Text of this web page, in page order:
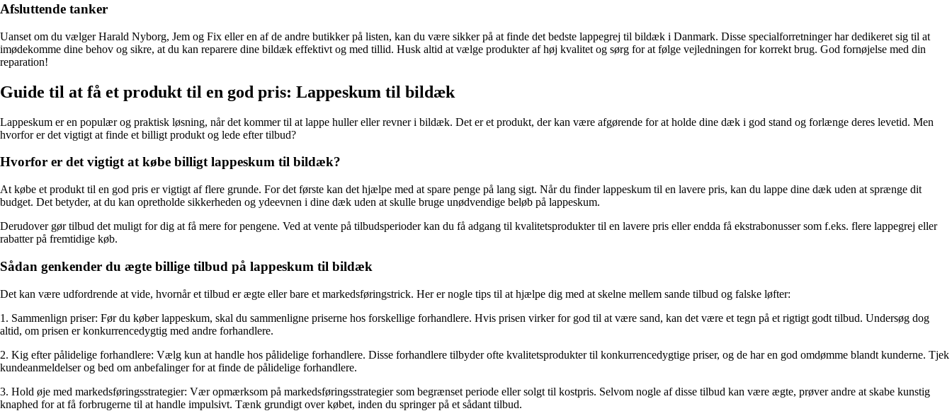
Afsluttende tanker
Uanset om du vælger Harald Nyborg, Jem og Fix eller en af de andre butikker på listen, kan du være sikker på at finde det bedste lappegrej til bildæk i Danmark. Disse specialforretninger har dedikeret sig til at
imødekomme dine behov og sikre, at du kan reparere dine bildæk effektivt og med tillid. Husk altid at vælge produkter af høj kvalitet og sørg for at følge vejledningen for korrekt brug. God fornøjelse med din
reparation!
Guide til at få et produkt til en god pris: Lappeskum til bildæk
Lappeskum er en populær og praktisk løsning, når det kommer til at lappe huller eller revner i bildæk. Det er et produkt, der kan være afgørende for at holde dine dæk i god stand og forlænge deres levetid. Men
hvorfor er det vigtigt at finde et billigt produkt og lede efter tilbud?
Hvorfor er det vigtigt at købe billigt lappeskum til bildæk?
At købe et produkt til en god pris er vigtigt af flere grunde. For det første kan det hjælpe med at spare penge på lang sigt. Når du finder lappeskum til en lavere pris, kan du lappe dine dæk uden at sprænge dit
budget. Det betyder, at du kan opretholde sikkerheden og ydeevnen i dine dæk uden at skulle bruge unødvendige beløb på lappeskum.
Derudover gør tilbud det muligt for dig at få mere for pengene. Ved at vente på tilbudsperioder kan du få adgang til kvalitetsprodukter til en lavere pris eller endda få ekstrabonusser som f.eks. flere lappegrej eller
rabatter på fremtidige køb.
Sådan genkender du ægte billige tilbud på lappeskum til bildæk
Det kan være udfordrende at vide, hvornår et tilbud er ægte eller bare et markedsføringstrick. Her er nogle tips til at hjælpe dig med at skelne mellem sande tilbud og falske løfter:
1. Sammenlign priser: Før du køber lappeskum, skal du sammenligne priserne hos forskellige forhandlere. Hvis prisen virker for god til at være sand, kan det være et tegn på et rigtigt godt tilbud. Undersøg dog
altid, om prisen er konkurrencedygtig med andre forhandlere.
2. Kig efter pålidelige forhandlere: Vælg kun at handle hos pålidelige forhandlere. Disse forhandlere tilbyder ofte kvalitetsprodukter til konkurrencedygtige priser, og de har en god omdømme blandt kunderne. Tjek
kundeanmeldelser og bed om anbefalinger for at finde de pålidelige forhandlere.
3. Hold øje med markedsføringsstrategier: Vær opmærksom på markedsføringsstrategier som begrænset periode eller solgt til kostpris. Selvom nogle af disse tilbud kan være ægte, prøver andre at skabe kunstig
knaphed for at få forbrugerne til at handle impulsivt. Tænk grundigt over købet, inden du springer på et sådant tilbud.